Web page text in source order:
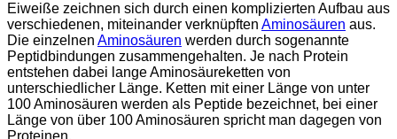
Eiweiße zeichnen sich durch einen komplizierten Aufbau aus
verschiedenen, miteinander verknüpften Aminosäuren aus.
Die einzelnen Aminosäuren werden durch sogenannte
Peptidbindungen zusammengehalten. Je nach Protein
entstehen dabei lange Aminosäureketten von
unterschiedlicher Länge. Ketten mit einer Länge von unter
100 Aminosäuren werden als Peptide bezeichnet, bei einer
Länge von über 100 Aminosäuren spricht man dagegen von